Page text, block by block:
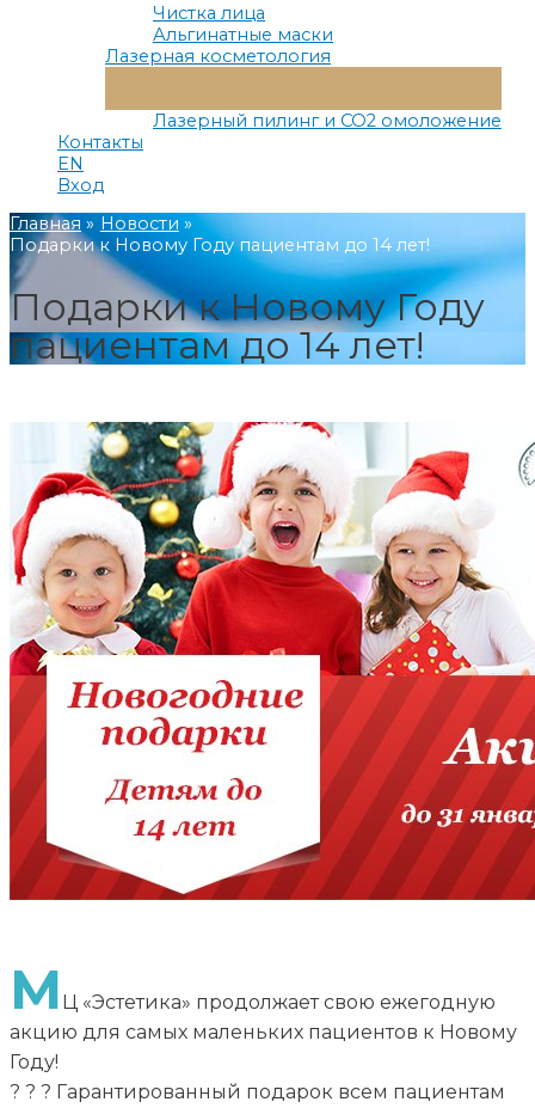
Чистка лица
Альгинатные маски
Лазерная косметология
Меню
Лазерный пилинг и СО2 омоложение
Контакты
EN
Вход
Главная
Новости
Подарки к Новому Году пациентам до 14 лет!
Подарки к Новому Году
пациентам до 14 лет!
М Ц «Эстетика» продолжает свою ежегодную
акцию для самых маленьких пациентов к Новому
Году!
? ? ? Гарантированный подарок всем пациентам